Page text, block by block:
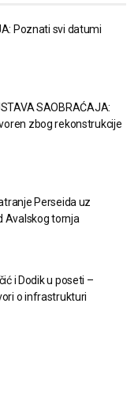
Poznati svi datumi
SAOBRAĆAJA:
zbog rekonstrukcije
Perseida uz
Avalskog tornja
i Dodik u poseti –
o infrastrukturi